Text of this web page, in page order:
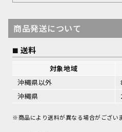
商品発送について
送料
対象地域
沖縄県以外
沖縄県
※商品により送料が異なる場合がございま